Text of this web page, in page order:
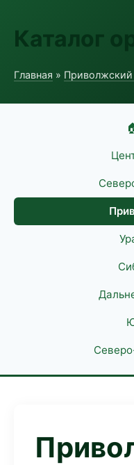
Каталог
Главная » Приволжский